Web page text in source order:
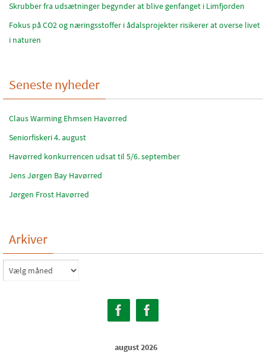
Skrubber fra udsætninger begynder at blive genfanget i Limfjorden
Fokus på CO2 og næringsstoffer i ådalsprojekter risikerer at overse livet
i naturen
Seneste nyheder
Claus Warming Ehmsen Havørred
Seniorfiskeri 4. august
Havørred konkurrencen udsat til 5/6. september
Jens Jørgen Bay Havørred
Jørgen Frost Havørred
Arkiver
Arkiver
august 2026